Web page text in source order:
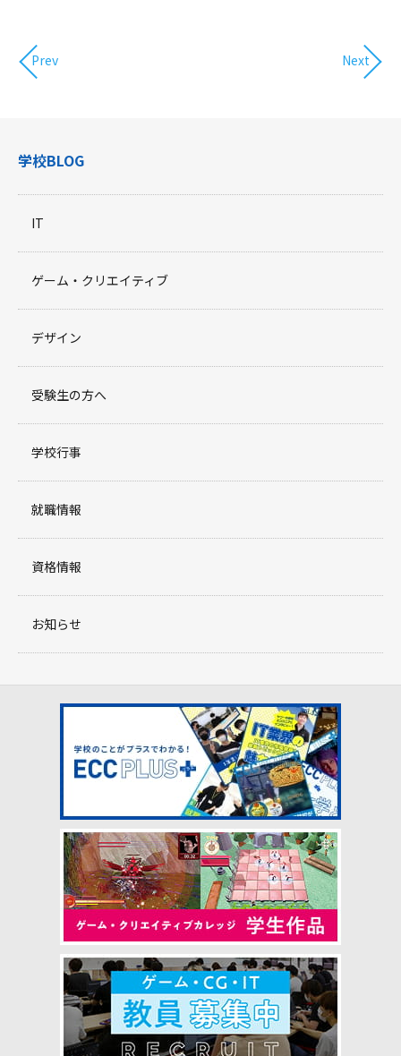
Prev Next
学校BLOG
IT
ゲーム・クリエイティブ
デザイン
受験生の方へ
学校行事
就職情報
資格情報
お知らせ